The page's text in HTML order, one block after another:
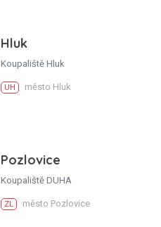
Hluk
Koupaliště Hluk
UH město Hluk
Pozlovice
Koupaliště DUHA
ZL město Pozlovice